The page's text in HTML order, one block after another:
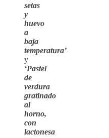
setas
y
huevo
a
baja
temperatura’
y
‘Pastel
de
verdura
gratinado
al
horno,
con
lactonesa